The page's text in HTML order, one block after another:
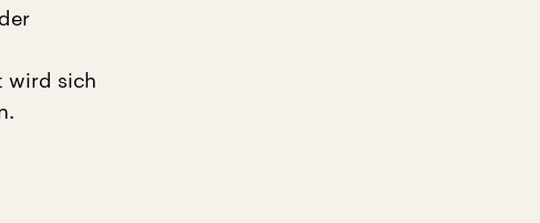
wird sich